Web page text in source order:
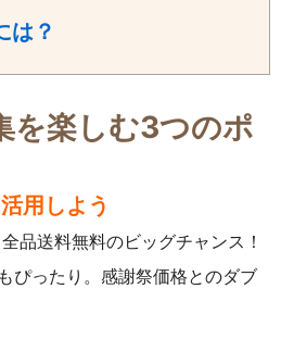
は？
を楽しむ3つのポ
用しよう
品送料無料のビッグチャンス！
ぴったり。感謝祭価格とのダブ